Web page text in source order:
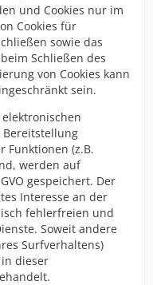
und Cookies nur im
Cookies für
sowie das
Schließen des
von Cookies kann
sein.
Bereitstellung
Funktionen (z.B.
werden auf
gespeichert. Der
Interesse an der
fehlerfreien und
Soweit andere
Surfverhaltens)
dieser